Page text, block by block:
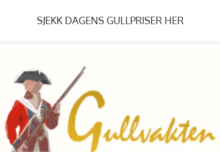
SJEKK DAGENS GULLPRISER HER